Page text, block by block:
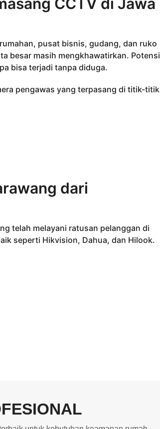
pusat bisnis, gudang, dan ruko
besar masih mengkhawatirkan. Potensi
bisa terjadi tanpa diduga.
pengawas yang terpasang di titik-titik
dari
telah melayani ratusan pelanggan di
seperti Hikvision, Dahua, dan Hilook.